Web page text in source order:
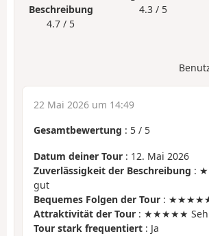
Beschreibung
4.7 / 5
4.3 / 5
22 Mai 2026 um 14:49
Gesamtbewertung : 5 / 5
Datum deiner Tour : 12. Mai 2026
Zuverlässigkeit der Beschreibung :
gut
Bequemes Folgen der Tour : ★★★★★
Attraktivität der Tour : ★★★★★
Tour stark frequentiert : Ja